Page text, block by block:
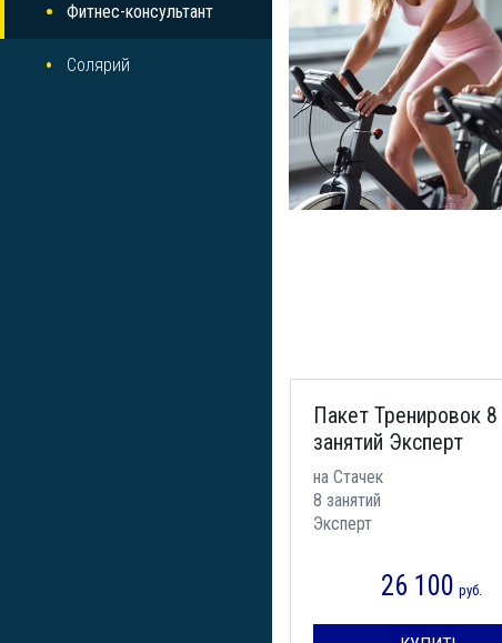
Фитнес-консультант
Солярий
Пакет Тренировок 8
занятий Эксперт
на Стачек
8 занятий
Эксперт
26 100 руб.